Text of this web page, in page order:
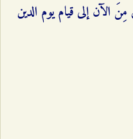
مِنَ الآن إلى قيام يوم الدين